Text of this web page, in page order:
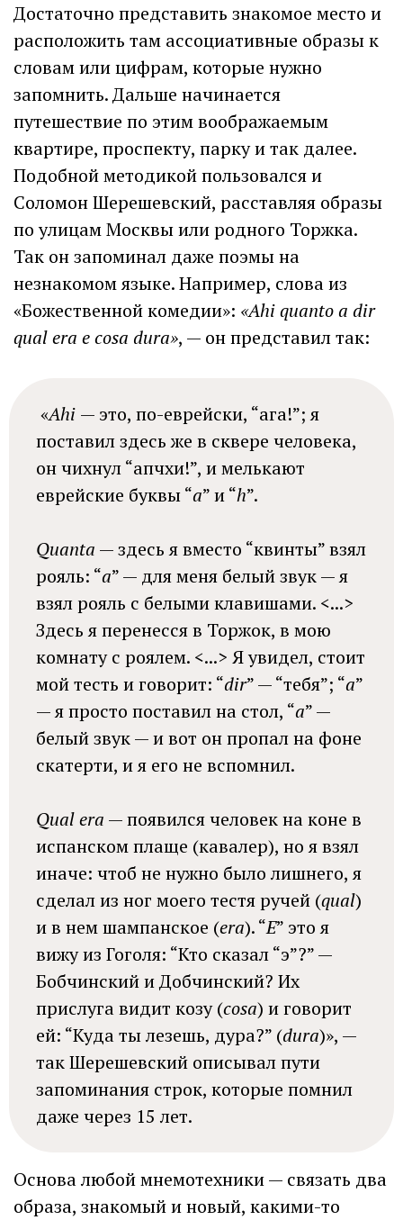
Достаточно представить знакомое место и
расположить там ассоциативные образы к
словам или цифрам, которые нужно
запомнить. Дальше начинается
путешествие по этим воображаемым
квартире, проспекту, парку и так далее.
Подобной методикой пользовался и
Соломон Шерешевский, расставляя образы
по улицам Москвы или родного Торжка.
Так он запоминал даже поэмы на
незнакомом языке. Например, слова из
«Божественной комедии»: «Ahi quanto a dir
qual era e cosa dura», — он представил так:
«Ahi — это, по-еврейски, “ага!”; я
поставил здесь же в сквере человека,
он чихнул “апчхи!”, и мелькают
еврейские буквы “а” и “h”.
Quanta — здесь я вместо “квинты” взял
рояль: “а” — для меня белый звук — я
взял рояль с белыми клавишами. <...>
Здесь я перенесся в Торжок, в мою
комнату с роялем. <...> Я увидел, стоит
мой тесть и говорит: “dir” — “тебя”; “а”
— я просто поставил на стол, “а” —
белый звук — и вот он пропал на фоне
скатерти, и я его не вспомнил.
Qual era — появился человек на коне в
испанском плаще (кавалер), но я взял
иначе: чтоб не нужно было лишнего, я
сделал из ног моего тестя ручей (qual)
и в нем шампанское (era). “E” это я
вижу из Гоголя: “Кто сказал “э”?” —
Бобчинский и Добчинский? Их
прислуга видит козу (cosa) и говорит
ей: “Куда ты лезешь, дура?” (dura)», —
так Шерешевский описывал пути
запоминания строк, которые помнил
даже через 15 лет.
Основа любой мнемотехники — связать два
образа, знакомый и новый, какими-то